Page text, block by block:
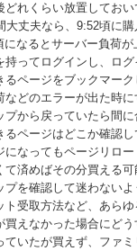
い放置しておいて
、9:52頃に購入ペ
ーバー負荷が上が
インし、ログイン状
ページをブックマーク
エラーが出た時にす
戻っていたら間に
ページはどこか確認し
てもページリロード
ばその分買える可
を確認して迷わないよ
方法など、あらゆる
なかった場合にどう
が買えず、ファミリ